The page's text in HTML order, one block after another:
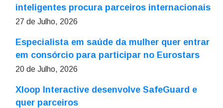
inteligentes procura parceiros internacionais
27 de Julho, 2026
Especialista em saúde da mulher quer entrar
em consórcio para participar no Eurostars
20 de Julho, 2026
Xloop Interactive desenvolve SafeGuard e
quer parceiros